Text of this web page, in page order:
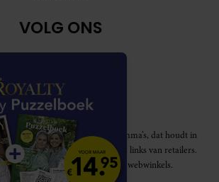
VOLG ONS
affiliate marketing programma’s, dat houdt in
ontvangt voor aankopen middels links van retailers.
gesponsord door de genoemde webwinkels.